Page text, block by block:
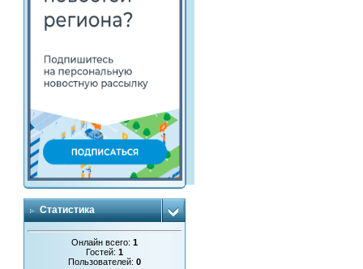
Статистика
Онлайн всего:1
Гостей:1
Пользователей:0